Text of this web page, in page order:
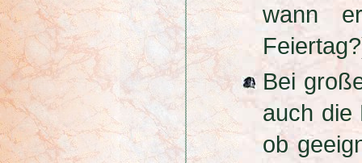
wann
Bei
auch die
ob